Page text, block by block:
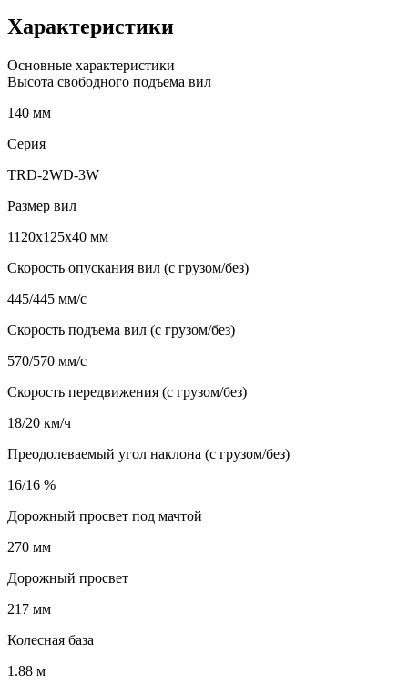
Характеристики
Основные характеристики
Высота свободного подъема вил
140 мм
Серия
TRD-2WD-3W
Размер вил
1120x125x40 мм
Скорость опускания вил (с грузом/без)
445/445 мм/с
Скорость подъема вил (с грузом/без)
570/570 мм/с
Скорость передвижения (с грузом/без)
18/20 км/ч
Преодолеваемый угол наклона (с грузом/без)
16/16 %
Дорожный просвет под мачтой
270 мм
Дорожный просвет
217 мм
Колесная база
1.88 м